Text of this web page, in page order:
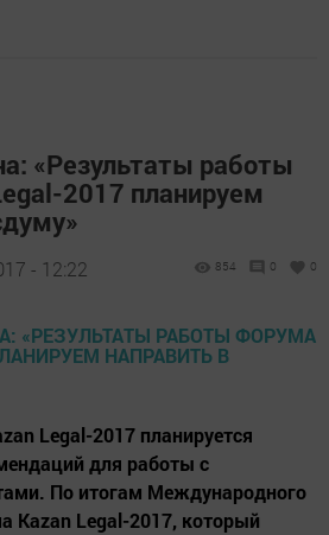
«Результаты работы
2017 планируем
- 12:22 854 0 0
Legal-2017 планируется
для работы с
По итогам Международного
Kazan Legal-2017, который